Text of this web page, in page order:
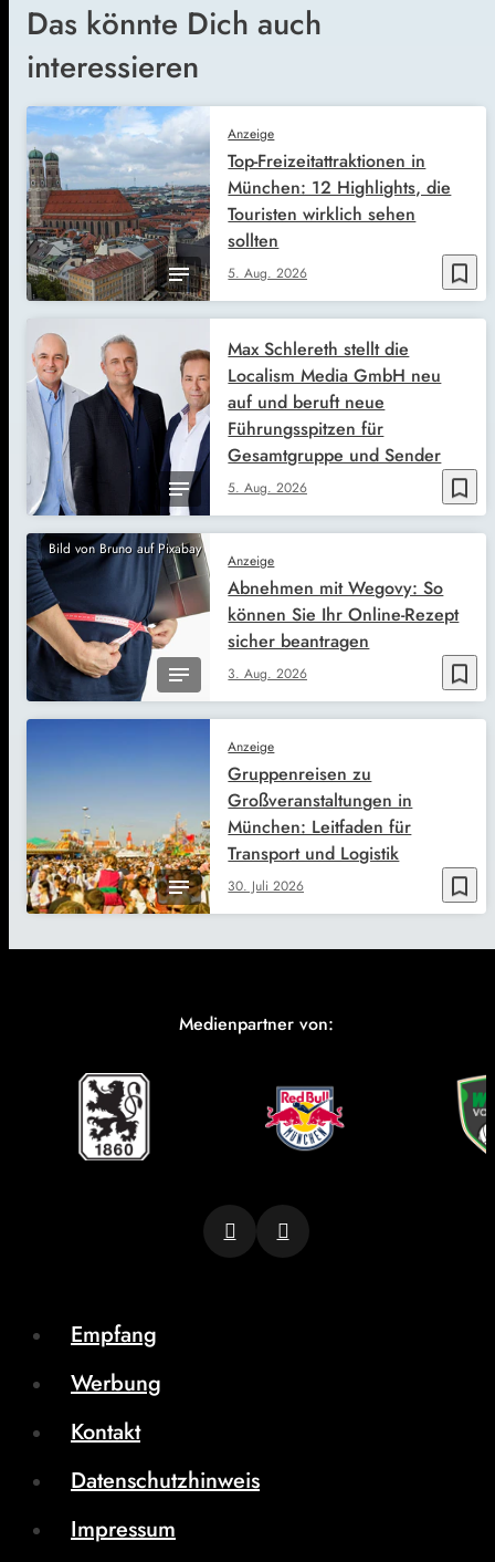
Das könnte Dich auch
interessieren
bookmark_border
Anzeige
5. Aug. 2026
Top-Freizeitattraktionen in
München: 12 Highlights, die
Touristen wirklich sehen
sollten
bookmark_border
5. Aug. 2026
Max Schlereth stellt die
Localism Media GmbH neu
auf und beruft neue
Führungsspitzen für
Gesamtgruppe und Sender
Bild von Bruno auf Pixabay
bookmark_border
Anzeige
3. Aug. 2026
Abnehmen mit Wegovy: So
können Sie Ihr Online-Rezept
sicher beantragen
bookmark_border
Anzeige
30. Juli 2026
Gruppenreisen zu
Großveranstaltungen in
München: Leitfaden für
Transport und Logistik
Medienpartner von:
Empfang
Werbung
Kontakt
Datenschutzhinweis
Impressum